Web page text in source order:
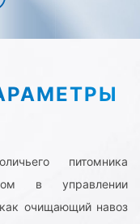
питомника
в управлении
очищающий навоз